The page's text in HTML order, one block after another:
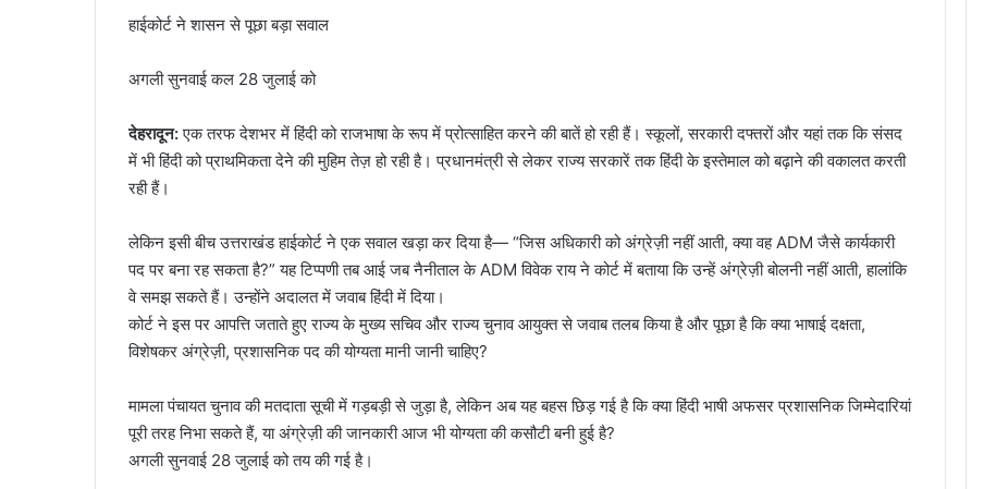
हाईकोर्ट ने शासन से पूछा बड़ा सवाल
अगली सुनवाई कल 28 जुलाई को
देहरादून:एक तरफ देशभर में हिंदी को राजभाषा के रूप में प्रोत्साहित करने की बातें हो रही हैं। स्कूलों, सरकारी दफ्तरों और यहां तक कि संसद
में भी हिंदी को प्राथमिकता देने की मुहिम तेज़ हो रही है। प्रधानमंत्री से लेकर राज्य सरकारें तक हिंदी के इस्तेमाल को बढ़ाने की वकालत करती
रही हैं।
लेकिन इसी बीच उत्तराखंड हाईकोर्ट ने एक सवाल खड़ा कर दिया है— “जिस अधिकारी को अंग्रेज़ी नहीं आती, क्या वह ADM जैसे कार्यकारी
पद पर बना रह सकता है?” यह टिप्पणी तब आई जब नैनीताल के ADM विवेक राय ने कोर्ट में बताया कि उन्हें अंग्रेज़ी बोलनी नहीं आती, हालांकि
वे समझ सकते हैं। उन्होंने अदालत में जवाब हिंदी में दिया।
कोर्ट ने इस पर आपत्ति जताते हुए राज्य के मुख्य सचिव और राज्य चुनाव आयुक्त से जवाब तलब किया है और पूछा है कि क्या भाषाई दक्षता,
विशेषकर अंग्रेज़ी, प्रशासनिक पद की योग्यता मानी जानी चाहिए?
मामला पंचायत चुनाव की मतदाता सूची में गड़बड़ी से जुड़ा है, लेकिन अब यह बहस छिड़ गई है कि क्या हिंदी भाषी अफसर प्रशासनिक जिम्मेदारियां
पूरी तरह निभा सकते हैं, या अंग्रेज़ी की जानकारी आज भी योग्यता की कसौटी बनी हुई है?
अगली सुनवाई 28 जुलाई को तय की गई है।